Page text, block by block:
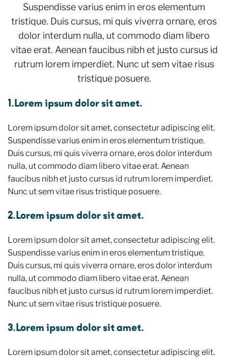
Suspendisse varius enim in eros elementum
tristique. Duis cursus, mi quis viverra ornare, eros
dolor interdum nulla, ut commodo diam libero
vitae erat. Aenean faucibus nibh et justo cursus id
rutrum lorem imperdiet. Nunc ut sem vitae risus
tristique posuere.
1.Lorem ipsum dolor sit amet.
Lorem ipsum dolor sit amet, consectetur adipiscing elit.
Suspendisse varius enim in eros elementum tristique.
Duis cursus, mi quis viverra ornare, eros dolor interdum
nulla, ut commodo diam libero vitae erat. Aenean
faucibus nibh et justo cursus id rutrum lorem imperdiet.
Nunc ut sem vitae risus tristique posuere.
2.Lorem ipsum dolor sit amet.
Lorem ipsum dolor sit amet, consectetur adipiscing elit.
Suspendisse varius enim in eros elementum tristique.
Duis cursus, mi quis viverra ornare, eros dolor interdum
nulla, ut commodo diam libero vitae erat. Aenean
faucibus nibh et justo cursus id rutrum lorem imperdiet.
Nunc ut sem vitae risus tristique posuere.
3.Lorem ipsum dolor sit amet.
Lorem ipsum dolor sit amet, consectetur adipiscing elit.